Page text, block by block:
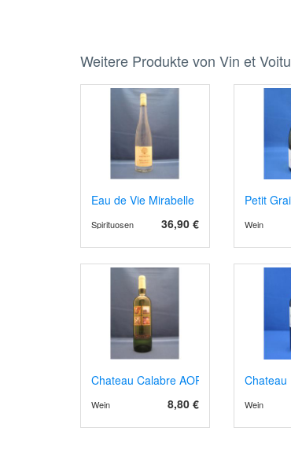
Weitere Produkte von Vin et
Eau de Vie Mirabelle
36,90 €
Spirituosen
Petit
Wein
Chateau Calabre AOP Montravel 2024
8,80 €
Wein
Chateau
Wein